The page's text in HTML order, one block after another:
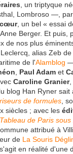
, un triptyque
Lombroso —,
cœur, un bel « essai
Berger. Et puis,
de nos plus
alias Zeb de
de l'Alamblog —
Paul Adam et
Caroline Granier,
blog Han Ryner sait
de formules ,
siècles ; avec les
Tableau de Paris
attribué à
de La Souris
en réalité d'une